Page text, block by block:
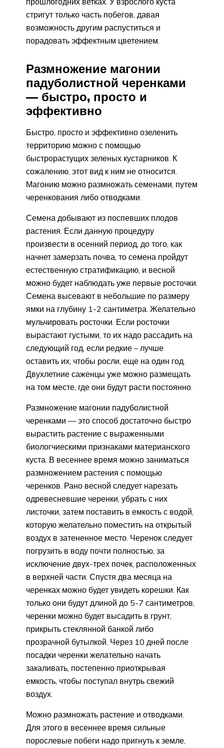
стригут только часть побегов, давая
возможность другим распуститься и
порадовать эффектным цветением.
Размножение магонии
падуболистной черенками
— быстро, просто и
эффективно
Быстро, просто и эффективно озеленить
территорию можно с помощью
быстрорастущих зеленых кустарников. К
сожалению, этот вид к ним не относится.
Магонию можно размножать семенами, путем
черенкования либо отводками.
Семена добывают из поспевших плодов
растения. Если данную процедуру
произвести в осенний период, до того, как
начнет замерзать почва, то семена пройдут
естественную стратификацию, и весной
можно будет наблюдать уже первые росточки.
Семена высевают в небольшие по размеру
ямки на глубину 1-2 сантиметра. Желательно
мульчировать росточки. Если росточки
вырастают густыми, то их надо рассадить на
следующий год, если редкие – лучше
оставить их, чтобы росли, еще на один год.
Двухлетние саженцы уже можно размещать
на том месте, где они будут расти постоянно.
Размножение магонии падуболистной
черенками — это способ достаточно быстро
вырастить растение с выраженными
биологчиескими признаками материанского
куста. В весеннее время можно заниматься
размножением растения с помощью
черенков. Рано весной следует нарезать
одревесневшие черенки, убрать с них
листочки, затем поставить в емкость с водой,
которую желательно поместить на открытый
воздух в затененное место. Черенок следует
погрузить в воду почти полностью, за
исключение двух-трех почек, расположенных
в верхней части. Спустя два месяца на
черенках можно будет увидеть корешки. Как
только они будут длиной до 5-7 сантиметров,
черенки можно будет высадить в грунт,
прикрыть стеклянной банкой либо
прозрачной бутылкой. Через 10 дней после
посадки черенки желательно начать
закаливать, постепенно приоткрывая
емкость, чтобы поступал внутрь свежий
воздух.
Можно размножать растение и отводками.
Для этого в весеннее время сильные
порослевые побеги надо пригнуть к земле,